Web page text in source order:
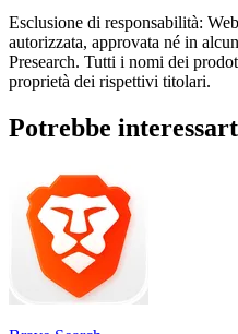
Esclusione di responsabilità:
autorizzata, approvata né in
Presearch. Tutti i nomi dei
proprietà dei rispettivi titolari.
Potrebbe